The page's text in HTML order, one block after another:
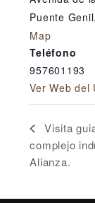
Puente Genil,
Map
Teléfono
957601193
Ver Web del
Visita
complejo
Alianza.